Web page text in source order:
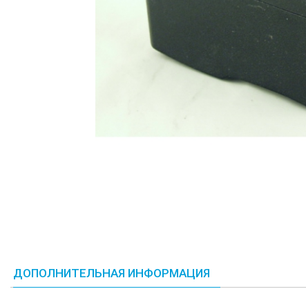
ДОПОЛНИТЕЛЬНАЯ ИНФОРМАЦИЯ